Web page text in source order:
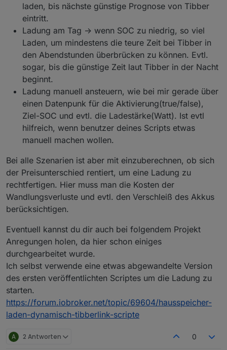
laden, bis nächste günstige Prognose von Tibber
eintritt.
Ladung am Tag -> wenn SOC zu niedrig, so viel
Laden, um mindestens die teure Zeit bei Tibber in
den Abendstunden überbrücken zu können. Evtl.
sogar, bis die günstige Zeit laut Tibber in der Nacht
beginnt.
Ladung manuell ansteuern, wie bei mir gerade über
einen Datenpunk für die Aktivierung(true/false),
Ziel-SOC und evtl. die Ladestärke(Watt). Ist evtl
hilfreich, wenn benutzer deines Scripts etwas
manuell machen wollen.
Bei alle Szenarien ist aber mit einzuberechnen, ob sich
der Preisunterschied rentiert, um eine Ladung zu
rechtfertigen. Hier muss man die Kosten der
Wandlungsverluste und evtl. den Verschleiß des Akkus
berücksichtigen.
Eventuell kannst du dir auch bei folgendem Projekt
Anregungen holen, da hier schon einiges
durchgearbeitet wurde.
Ich selbst verwende eine etwas abgewandelte Version
des ersten veröffentlichten Scriptes um die Ladung zu
starten.
https://forum.iobroker.net/topic/69604/hausspeicher-
laden-dynamisch-tibberlink-scripte
A 2 Antworten 0